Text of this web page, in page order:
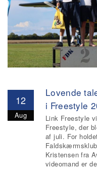
12
Aug
Lovende
i Freestyle
Link Freestyle
Freestyle, der
af juli. For
Kristensen fra
videomand er